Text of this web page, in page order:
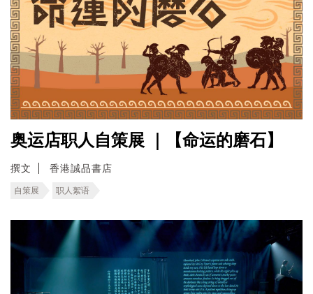
奥运店职人自策展 ｜【命运的磨石】
撰文 香港誠品書店
自策展 职人絮语